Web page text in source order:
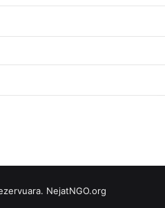
NejatNGO.org